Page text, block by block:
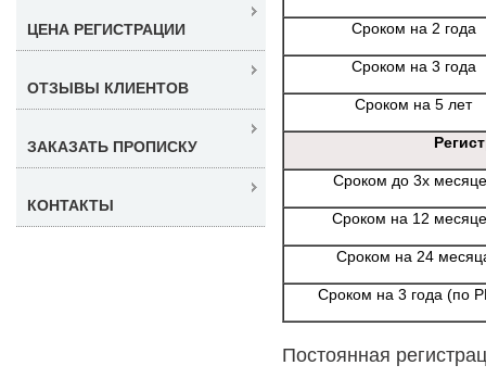
Сроком на 2 года
Сроком на 3 года
Сроком на 5 лет
Сроком до 3х
Сроком на 12
Сроком на 24
Сроком на 3 года (по
Постоянная
ЦЕНА РЕГИСТРАЦИИ
ОТЗЫВЫ КЛИЕНТОВ
ЗАКАЗАТЬ ПРОПИСКУ
КОНТАКТЫ